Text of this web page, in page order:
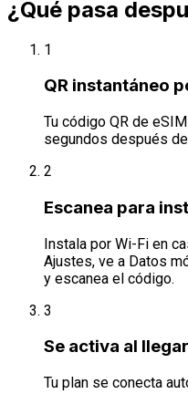
¿Qué pasa
1
QR instantáneo
Tu código QR de
segundos después
2
Escanea para
Instala por Wi-Fi en
Ajustes, ve a Datos
y escanea el código.
3
Se activa al llegar
Tu plan se conecta